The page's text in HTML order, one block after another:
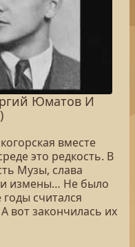
Юматов И
вместе
это редкость. В
Музы, слава
измены… Не было
считался
вот закончилась их